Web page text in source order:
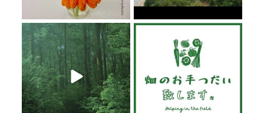
6月 20